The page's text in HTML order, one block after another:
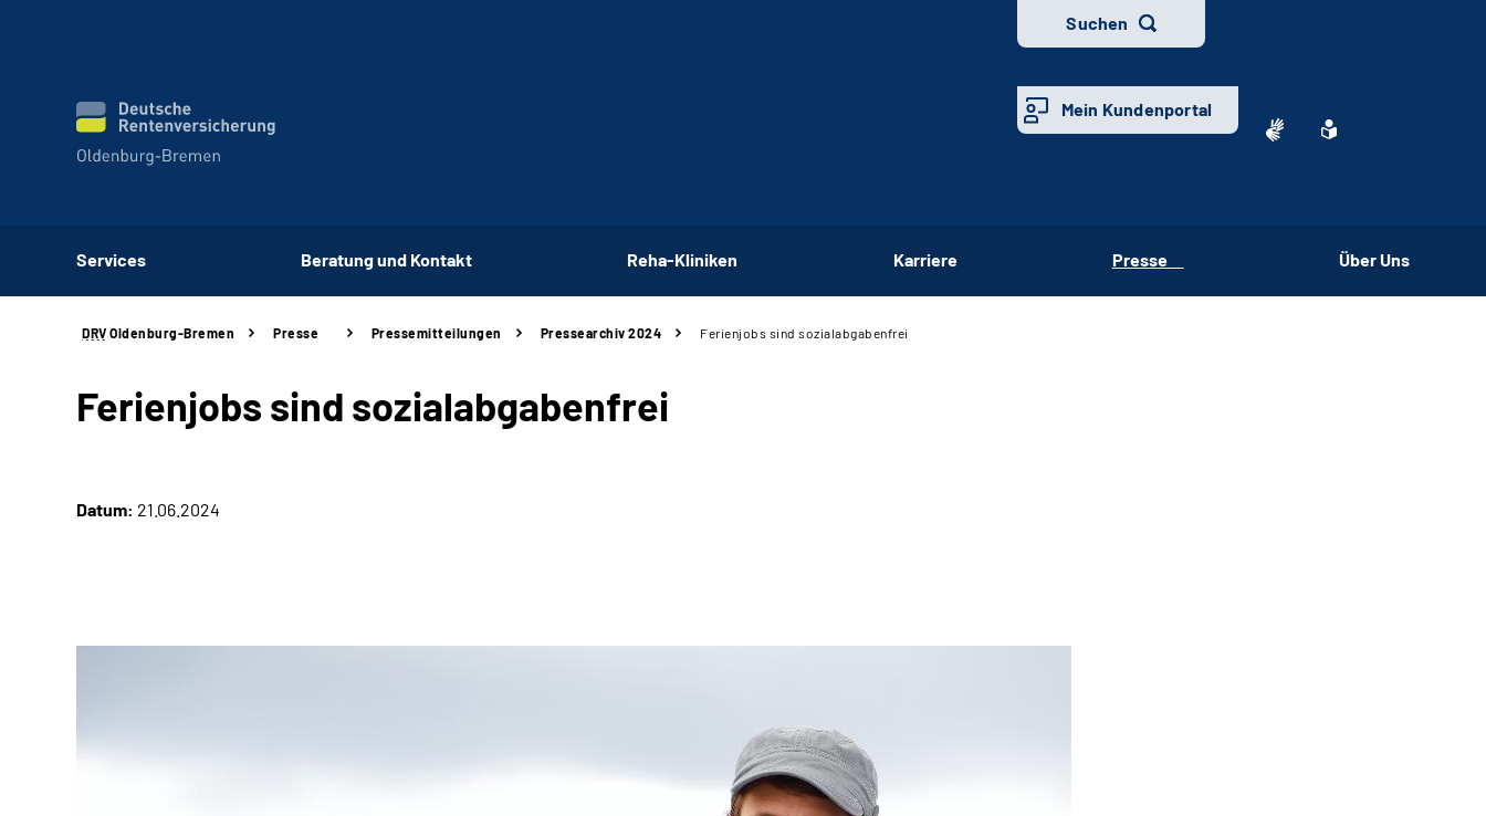
Suchen
Mein Kundenportal
Services Beratung und Kontakt Reha-Kliniken Karriere Presse Über Uns
DRV Oldenburg-Bremen Presse Pressemitteilungen Pressearchiv 2024 Ferienjobs sind sozialabgabenfrei
Ferienjobs sind sozialabgabenfrei
Datum: 21.06.2024